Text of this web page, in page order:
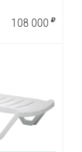
108 000